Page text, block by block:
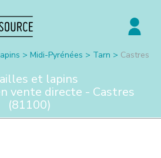
> Midi-Pyrénées > Tarn > Castres
et lapins
vente directe - Castres
(81100)